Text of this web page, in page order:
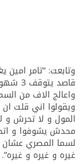
وتابعت: “تامر
قاصد
واعالج الاف من
ويقولوا اني قلت
المول و لا تحرش و
محدش يشوفوا و
لسما المصري عشان
غيره و غيره و غيره”.